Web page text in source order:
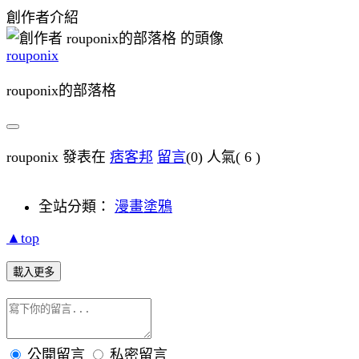
創作者介紹
rouponix
rouponix的部落格
rouponix 發表在 痞客邦 留言(0) 人氣( 6 )
全站分類： 漫畫塗鴉
▲top
載入更多
公開留言 私密留言